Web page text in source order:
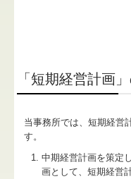
「短期経営計画
当事務所では、短期経営
す。
中期経営計画を策定
画として、短期経営